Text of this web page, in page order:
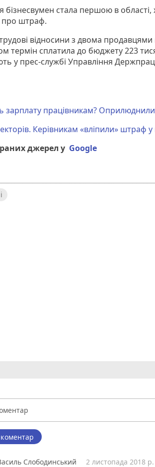
бізнесвумен стала першою в області,
про штраф.
відносини з двома продавцями
термін сплатила до бюджету 223
у прес-службі Управління
зарплату працівникам?
Керівникам «вліпили» штраф
джерел у Google
Слободинський 2 листопада 2018 р.